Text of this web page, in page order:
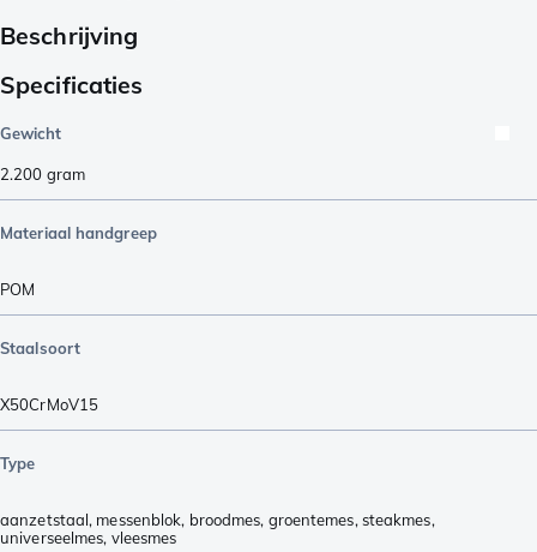
Beschrijving
Specificaties
Gewicht
2.200 gram
Materiaal handgreep
POM
Staalsoort
X50CrMoV15
Type
aanzetstaal, messenblok, broodmes, groentemes, steakmes,
universeelmes, vleesmes